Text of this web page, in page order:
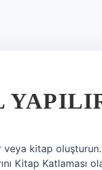
veya kitap
Kitap